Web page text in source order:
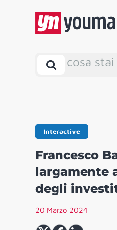
cosa
Interactive
Francesco
largamente
degli
20 Marzo 2024